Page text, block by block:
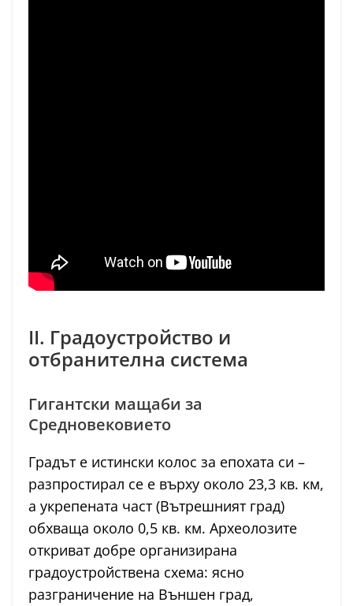
II. Градоустройство и
отбранителна система
Гигантски мащаби за
Средновековието
Градът е истински колос за епохата си –
разпростирал се е върху около 23,3 кв. км,
а укрепената част (Вътрешният град)
обхваща около 0,5 кв. км. Археолозите
откриват добре организирана
градоустройствена схема: ясно
разграничение на Външен град,